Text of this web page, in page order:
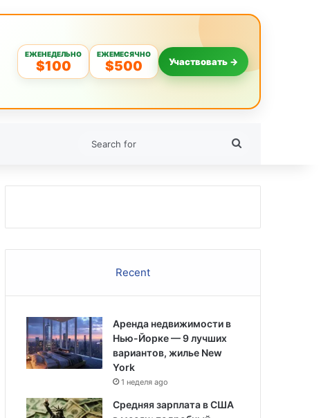
ЕЖЕНЕДЕЛЬНО
$100
ЕЖЕМЕСЯЧНО
$500 Участвовать →
Recent
Аренда недвижимости в
Нью-Йорке — 9 лучших
вариантов, жилье New
York
1 неделя ago
Средняя зарплата в США